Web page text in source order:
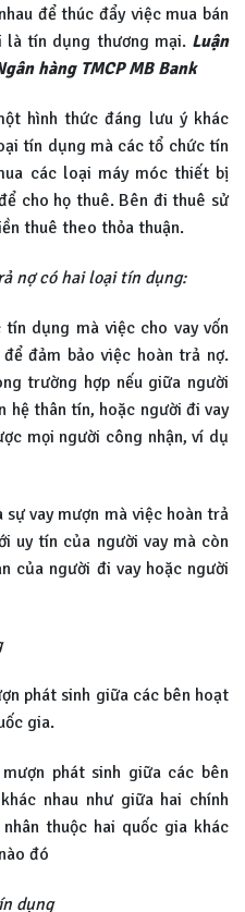
để thúc đẩy việc mua bán
là tín dụng thương mại. Luận
hàng TMCP MB Bank
hình thức đáng lưu ý khác
tín dụng mà các tổ chức tín
các loại máy móc thiết bị
cho họ thuê. Bên đi thuê sử
thuê theo thỏa thuận.
nợ có hai loại tín dụng:
dụng mà việc cho vay vốn
đảm bảo việc hoàn trả nợ.
trường hợp nếu giữa người
hệ thân tín, hoặc người đi vay
mọi người công nhận, ví dụ
vay mượn mà việc hoàn trả
uy tín của người vay mà còn
của người đi vay hoặc người
phát sinh giữa các bên hoạt
gia.
phát sinh giữa các bên
nhau như giữa hai chính
thuộc hai quốc gia khác
đó
dụng